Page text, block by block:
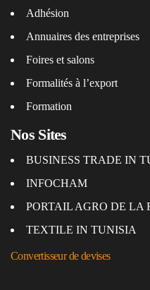
Adhésion
Annuaires des entreprises
Foires et salons
Formalités à l’export
Formation
Nos Sites
BUSINESS TRADE IN
INFOCHAM
PORTAIL AGRO DE LA
TEXTILE IN TUNISIA
Convertisseur de devises